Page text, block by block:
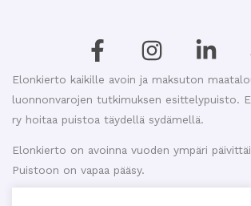
Elonkierto kaikille avoin ja maksuton
luonnonvarojen tutkimuksen esittelypuisto.
ry hoitaa puistoa täydellä sydämellä.
Elonkierto on avoinna vuoden ympäri
Puistoon on vapaa pääsy.